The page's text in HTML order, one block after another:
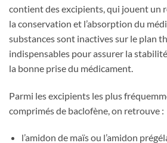
contient des excipients, qui jouent un
la conservation et l’absorption du
substances sont inactives sur le plan
indispensables pour assurer la
la bonne prise du médicament.
Parmi les excipients les plus
comprimés de baclofène, on retrouve :
l’amidon de maïs ou l’amidon